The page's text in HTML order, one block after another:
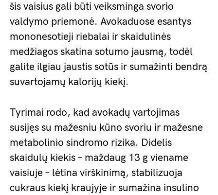
šis vaisius gali būti veiksminga svorio
valdymo priemonė. Avokaduose esantys
mononesotieji riebalai ir skaidulinės
medžiagos skatina sotumo jausmą, todėl
galite ilgiau jaustis sotūs ir sumažinti bendrą
suvartojamų kalorijų kiekį.
Tyrimai rodo, kad avokadų vartojimas
susijęs su mažesniu kūno svoriu ir mažesne
metabolinio sindromo rizika. Didelis
skaidulų kiekis – maždaug 13 g viename
vaisiuje – lėtina virškinimą, stabilizuoja
cukraus kiekį kraujyje ir sumažina insulino